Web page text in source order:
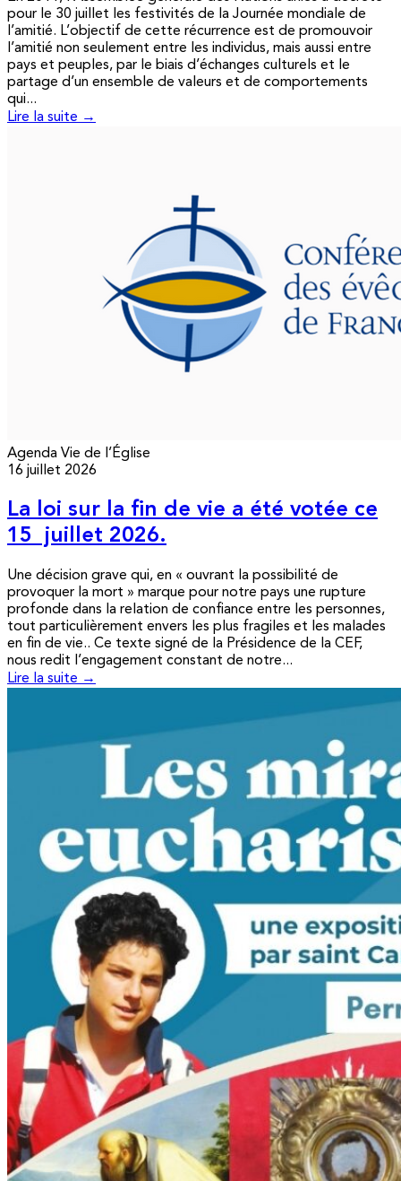
pour le 30 juillet les festivités de la Journée mondiale de
l’amitié. L’objectif de cette récurrence est de promouvoir
l’amitié non seulement entre les individus, mais aussi entre
pays et peuples, par le biais d’échanges culturels et le
partage d’un ensemble de valeurs et de comportements
qui...
Lire la suite →
Agenda Vie de l’Église
16 juillet 2026
La loi sur la fin de vie a été votée ce
15 juillet 2026.
Une décision grave qui, en « ouvrant la possibilité de
provoquer la mort » marque pour notre pays une rupture
profonde dans la relation de confiance entre les personnes,
tout particulièrement envers les plus fragiles et les malades
en fin de vie.. Ce texte signé de la Présidence de la CEF,
nous redit l’engagement constant de notre...
Lire la suite →